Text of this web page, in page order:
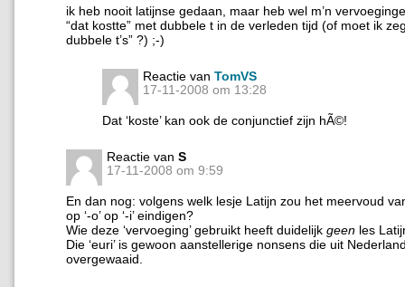
ik heb nooit latijnse gedaan, maar heb wel m’n
“dat kostte” met dubbele t in de verleden tijd (of moet ik
dubbele t’s” ?) ;-)
Reactie van TomVS
17-11-2008 om 13:28
Dat ‘koste’ kan ook de conjunctief zijn hÃ©!
Reactie van S
17-11-2008 om 9:59
En dan nog: volgens welk lesje Latijn zou het meervoud
op ‘-o’ op ‘-i’ eindigen?
Wie deze ‘vervoeging’ gebruikt heeft duidelijk geen les
Die ‘euri’ is gewoon aanstellerige nonsens die uit
overgewaaid.